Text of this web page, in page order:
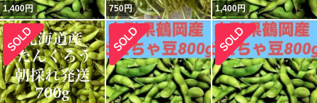
1,400円 750円 1,400円